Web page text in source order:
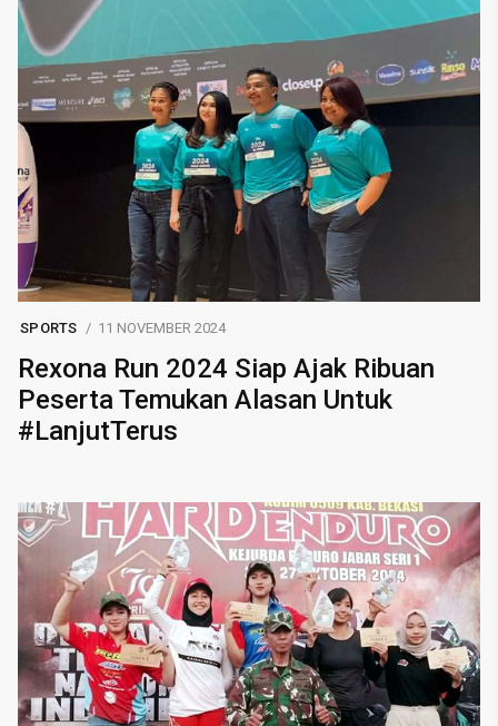
SPORTS 11 NOVEMBER 2024
Rexona Run 2024 Siap Ajak Ribuan
Peserta Temukan Alasan Untuk
#LanjutTerus